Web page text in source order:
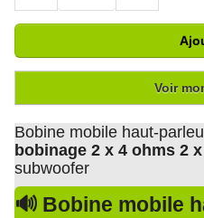
Voir
Bobine mobile haut-
bobinage 2 x 4 ohms 2
subwoofer
🔊 Bobine mobile